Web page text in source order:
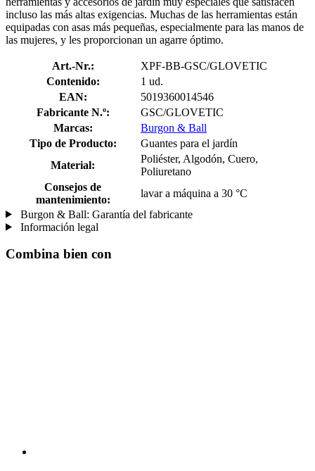
incluso las más altas exigencias. Muchas de las herramientas están
equipadas con asas más pequeñas, especialmente para las manos de
las mujeres, y les proporcionan un agarre óptimo.
Art.-Nr.:
XPF-BB-GSC/GLOVETIC
Contenido:
1 ud.
EAN:
5019360014546
Fabricante N.º:
GSC/GLOVETIC
Marcas:
Burgon & Ball
Tipo de Producto:
Guantes para el jardín
Material:
Poliéster, Algodón, Cuero,
Poliuretano
Consejos de
mantenimiento:
lavar a máquina a 30 °C
Burgon & Ball: Garantía del fabricante
Información legal
Combina bien con